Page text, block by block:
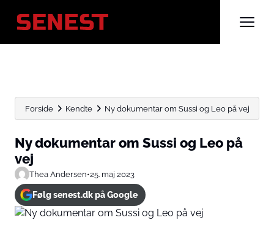
Forside Kendte Ny dokumentar om Sussi og Leo på vej
Ny dokumentar om Sussi og Leo på
vej
Thea Andersen•25. maj 2023
Følg senest.dk på Google